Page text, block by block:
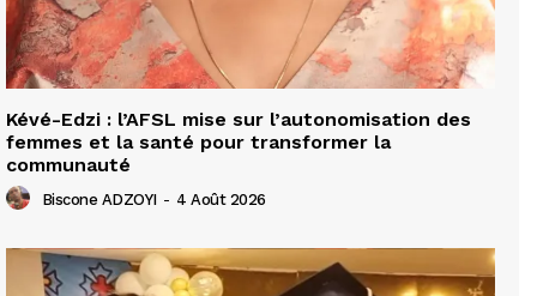
Kévé-Edzi : l’AFSL mise sur l’autonomisation des
femmes et la santé pour transformer la
communauté
Biscone ADZOYI - 4 Août 2026